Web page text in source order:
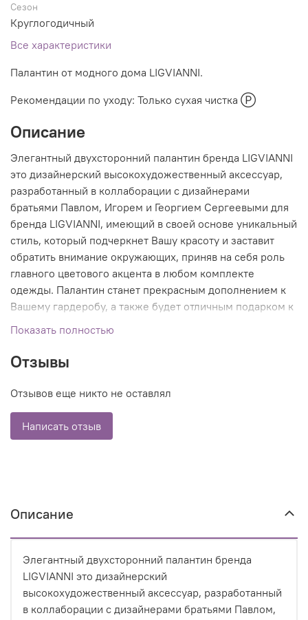
Сезон
Круглогодичный
Все характеристики
Палантин от модного дома LIGVIANNI.
Рекомендации по уходу: Только сухая чистка Ⓟ
Описание
Элегантный двухсторонний палантин бренда LIGVIANNI
это дизайнерский высокохудожественный аксессуар,
разработанный в коллаборации с дизайнерами
братьями Павлом, Игорем и Георгием Сергеевыми для
бренда LIGVIANNI, имеющий в своей основе уникальный
стиль, который подчеркнет Вашу красоту и заставит
обратить внимание окружающих, приняв на себя роль
главного цветового акцента в любом комплекте
одежды. Палантин станет прекрасным дополнением к
Вашему гардеробу, а также будет отличным подарком к
Показать полностью
Отзывы
Отзывов еще никто не оставлял
Написать отзыв
Описание
Элегантный двухсторонний палантин бренда
LIGVIANNI это дизайнерский
высокохудожественный аксессуар, разработанный
в коллаборации с дизайнерами братьями Павлом,